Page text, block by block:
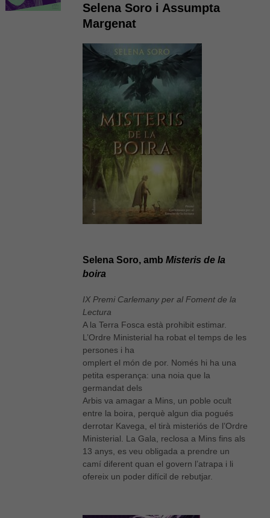
Selena Soro i Assumpta
Margenat
Selena Soro, ambMisteris de la
boira
IX Premi Carlemany per al Foment de la
Lectura
A la Terra Fosca està prohibit estimar.
L’Ordre Ministerial ha robat el temps de les
persones i ha
omplert el món de por. Només hi ha una
petita esperança: una noia que la
germandat dels
Arbis va amagar a Mins, un poble ocult
entre la boira, perquè algun dia pogués
derrotar Kavega, el tirà misteriós de l’Ordre
Ministerial. La Gala, reclosa a Mins fins als
13 anys, es veu obligada a prendre un
camí diferent quan el govern l’atrapa i li
ofereix un poder difícil de rebutjar.